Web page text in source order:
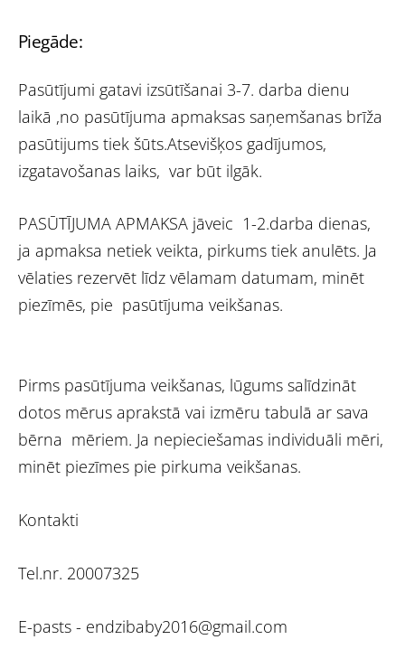
Piegāde:
Pasūtījumi gatavi izsūtīšanai 3-7. darba dienu
laikā ,no pasūtījuma apmaksas saņemšanas brīža
pasūtijums tiek šūts.Atsevišķos gadījumos,
izgatavošanas laiks, var būt ilgāk.
PASŪTĪJUMA APMAKSA jāveic 1-2.darba dienas,
ja apmaksa netiek veikta, pirkums tiek anulēts. Ja
vēlaties rezervēt līdz vēlamam datumam, minēt
piezīmēs, pie pasūtījuma veikšanas.
Pirms pasūtījuma veikšanas, lūgums salīdzināt
dotos mērus aprakstā vai izmēru tabulā ar sava
bērna mēriem. Ja nepieciešamas individuāli mēri,
minēt piezīmes pie pirkuma veikšanas.
Kontakti
Tel.nr. 20007325
E-pasts - endzibaby2016@gmail.com